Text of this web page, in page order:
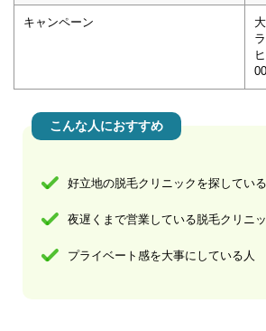
キャンペーン
こんな人におすすめ
好立地の脱毛クリニックを探してい
夜遅くまで営業している脱毛クリニ
プライベート感を大事にしている人